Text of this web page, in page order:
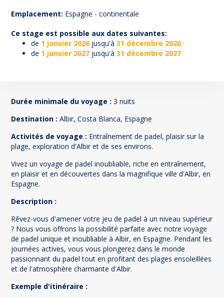
Emplacement: Espagne - continentale
Ce stage est possible aux dates suivantes:
de 1 janvier 2026 jusqu'à31 décembre 2026
de 1 janvier 2027 jusqu'à31 décembre 2027
Durée minimale du voyage : 3 nuits
Destination : Albir, Costa Blanca, Espagne
Activités de voyage : Entraînement de padel, plaisir sur la
plage, exploration d'Albir et de ses environs.
Vivez un voyage de padel inoubliable, riche en entraînement,
en plaisir et en découvertes dans la magnifique ville d'Albir, en
Espagne.
Description :
Rêvez-vous d'amener votre jeu de padel à un niveau supérieur
? Nous vous offrons la possibilité parfaite avec notre voyage
de padel unique et inoubliable à Albir, en Espagne. Pendant les
journées actives, vous vous plongerez dans le monde
passionnant du padel tout en profitant des plages ensoleillées
et de l'atmosphère charmante d'Albir.
Exemple d'itinéraire :